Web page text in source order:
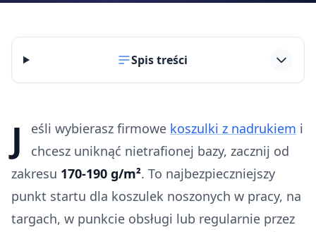
Spis treści
J eśli wybierasz firmowe koszulki z nadrukiem i
chcesz uniknąć nietrafionej bazy, zacznij od
zakresu 170-190 g/m². To najbezpieczniejszy
punkt startu dla koszulek noszonych w pracy, na
targach, w punkcie obsługi lub regularnie przez